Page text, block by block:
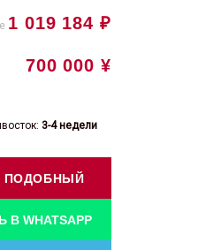
1 019 184 ₽
700 000 ¥
3-4 недели
ПОДОБНЫЙ
В WHATSAPP